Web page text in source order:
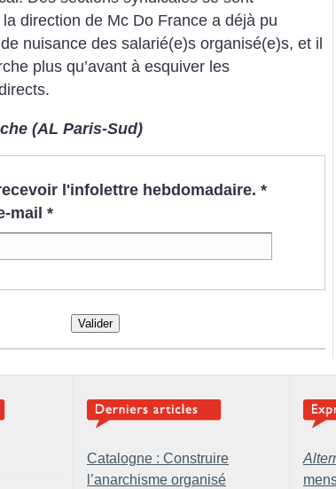
direction de Mc Do France a déjà pu
nuisance des salarié(e)s organisé(e)s, et il
plus qu’avant à esquiver les
(AL Paris-Sud)
l'infolettre hebdomadaire. *
mail *
Valider
Catalogne : Construire
l’anarchisme organisé